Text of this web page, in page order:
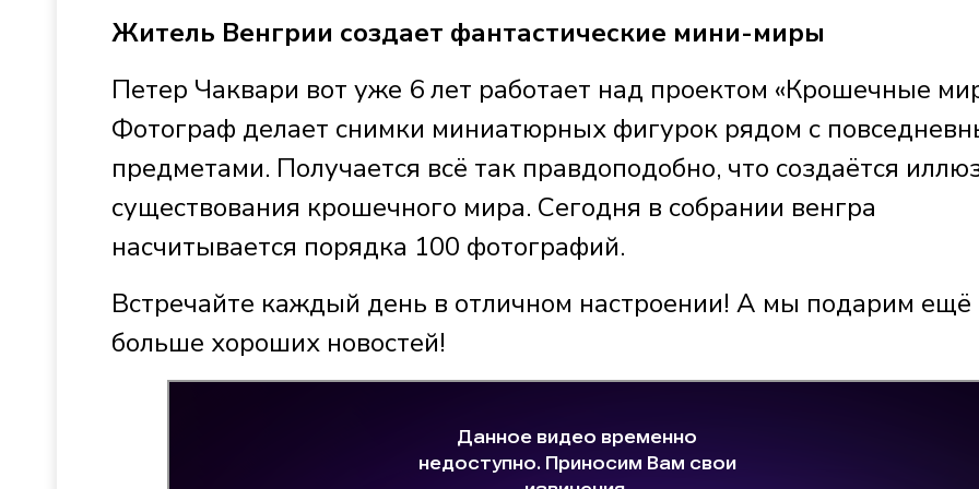
Житель Венгрии создает фантастические мини-миры
Петер Чаквари вот уже 6 лет работает над проектом «Крошечные
Фотограф делает снимки миниатюрных фигурок рядом с
предметами. Получается всё так правдоподобно, что создаётся
существования крошечного мира. Сегодня в собрании венгра
насчитывается порядка 100 фотографий.
Встречайте каждый день в отличном настроении! А мы подарим ещё
больше хороших новостей!